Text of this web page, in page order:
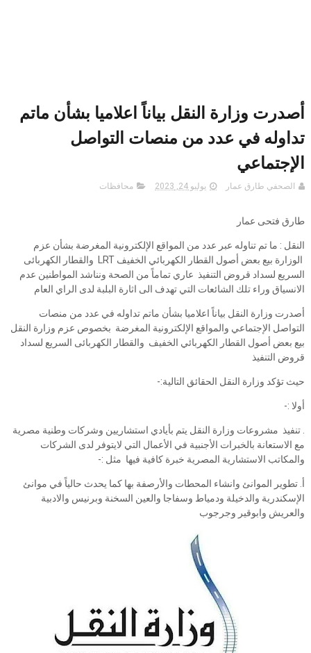
أصدرت وزارة النقل بياناً اعلاميا بشأن ماتم
تداوله في عدد من منصات التواصل
الإجتماعي
الصحفي طارق عمار يوليو 24, 2023 محافظات
طارق فتحى عمار
النقل : ما تم تناوله عبر عدد من المواقع الإلكترونية المغرضة بشأن عزم
الوزارة بيع بعض أصول القطار الكهربائي الخفيف LRT والقطار الكهربائى
السريع لسداد قروض التنفيذ عاري تماماً من الصحة ونناشد المواطنين عدم
الانسياق وراء تلك الشائعات التي تهدف الى اثارة البلبة لدى الراي العام
أصدرت وزارة النقل بياناً اعلاميا بشأن ماتم تداوله في عدد من منصات
التواصل الإجتماعي والمواقع الإلكترونية المغرضة بخصوص عزم وزارة النقل
بيع بعض أصول القطار الكهربائي الخفيف والقطار الكهربائى السريع لسداد
قروض التنفيذ
حيث تؤكد وزارة النقل الحقائق التالية:-
أولا :-
. تنفيذ مشروعات وزارة النقل يتم بأيادي استشاريين وشركات وطنية مصرية
مع الاستعانة بالخبرات الأجنبية في الأعمال التي لايتوفر لدى الشركات
والمكاتب الاستشارية المصرية خبرة كافية فيها مثل :-
أ. تطوير الموانئ وانشاء المحطات والأرصفة بها كما يحدث حالياً في موانئ
الإسكندرية والدخيلة ودمياط وسفاجا والعين السخنة وبرنيس والادبية
والعريش وابوقير وجرجوب